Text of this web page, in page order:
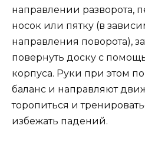
направлении разворота,
носок или пятку (в
направления поворота),
повернуть доску с
корпуса. Руки при этом
баланс и направляют
торопиться и
избежать падений.